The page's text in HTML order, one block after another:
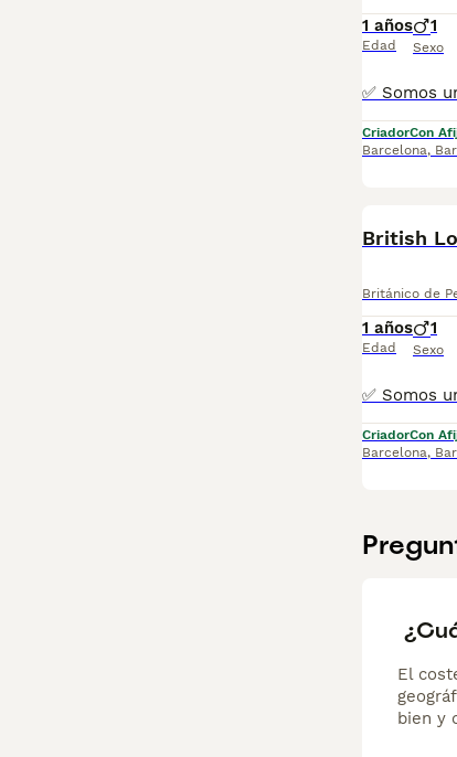
1 años
Edad
1
Sexo
CriadorCon
Barcelona,
British
Británico de
1 años
Edad
1
Sexo
CriadorCon
Barcelona,
El
bien y